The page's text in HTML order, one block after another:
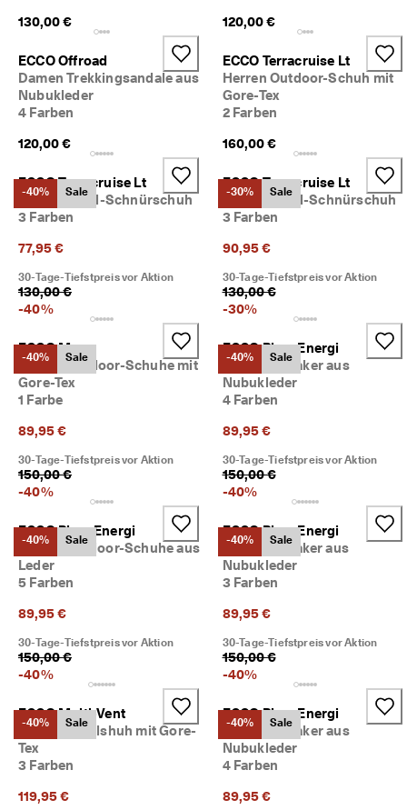
130,00 €
120,00 €
ECCO Offroad
Damen Trekkingsandale aus
Nubukleder
4 Farben
120,00 €
ECCO Terracruise Lt
Herren Outdoor-Schuh mit
Gore-Tex
2 Farben
160,00 €
-40% Sale
ECCO Terracruise Lt
Herren Textil-Schnürschuh
3 Farben
77,95 €
30-Tage-Tiefstpreis vor Aktion
130,00 €
-40%
-30% Sale
ECCO Terracruise Lt
Herren Textil-Schnürschuh
3 Farben
90,95 €
30-Tage-Tiefstpreis vor Aktion
130,00 €
-30%
-40% Sale
ECCO Mx
Damen Outdoor-Schuhe mit
Gore-Tex
1 Farbe
89,95 €
30-Tage-Tiefstpreis vor Aktion
150,00 €
-40%
-40% Sale
ECCO Biom Energi
Damen Sneaker aus
Nubukleder
4 Farben
89,95 €
30-Tage-Tiefstpreis vor Aktion
150,00 €
-40%
-40% Sale
ECCO Biom Energi
Herren Outdoor-Schuhe aus
Leder
5 Farben
89,95 €
30-Tage-Tiefstpreis vor Aktion
150,00 €
-40%
-40% Sale
ECCO Biom Energi
Herren Sneaker aus
Nubukleder
3 Farben
89,95 €
30-Tage-Tiefstpreis vor Aktion
150,00 €
-40%
-40% Sale
ECCO Multi-Vent
Damen Textilshuh mit Gore-
Tex
3 Farben
119,95 €
-40% Sale
ECCO Biom Energi
Damen Sneaker aus
Nubukleder
4 Farben
89,95 €